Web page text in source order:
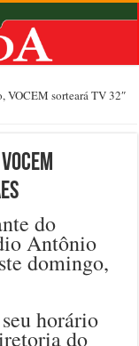
VOCEM sorteará TV 32″
do
Antônio
domingo,
horário
do